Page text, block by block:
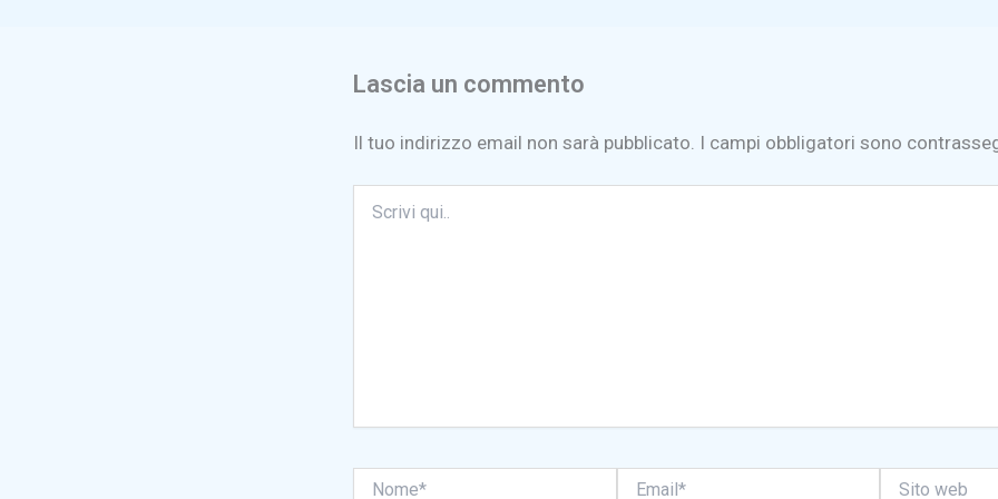
Lascia un commento
Il tuo indirizzo email non sarà pubblicato. I campi obbligatori sono
qui..